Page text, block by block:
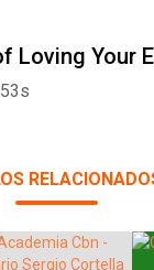
Loving Your